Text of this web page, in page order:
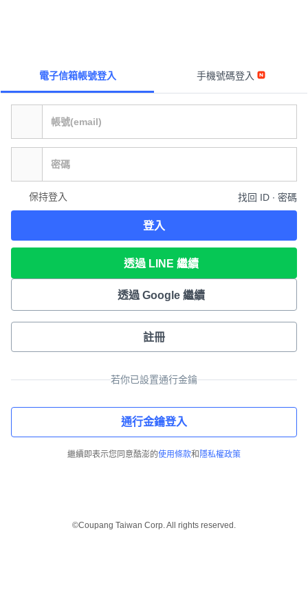
電子信箱帳號登入 手機號碼登入
保持登入 找回 ID ∙ 密碼
登入
透過 LINE 繼續
透過 Google 繼續
註冊
若你已設置通行金鑰
通行金鑰登入
繼續即表示您同意酷澎的使用條款和 隱私權政策
©Coupang Taiwan Corp. All rights reserved.